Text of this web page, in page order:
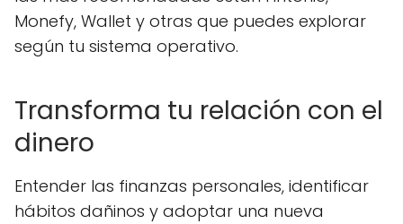
Monefy, Wallet y otras que puedes explorar
según tu sistema operativo.
Transforma tu relación con el
dinero
Entender las finanzas personales, identificar
hábitos dañinos y adoptar una nueva